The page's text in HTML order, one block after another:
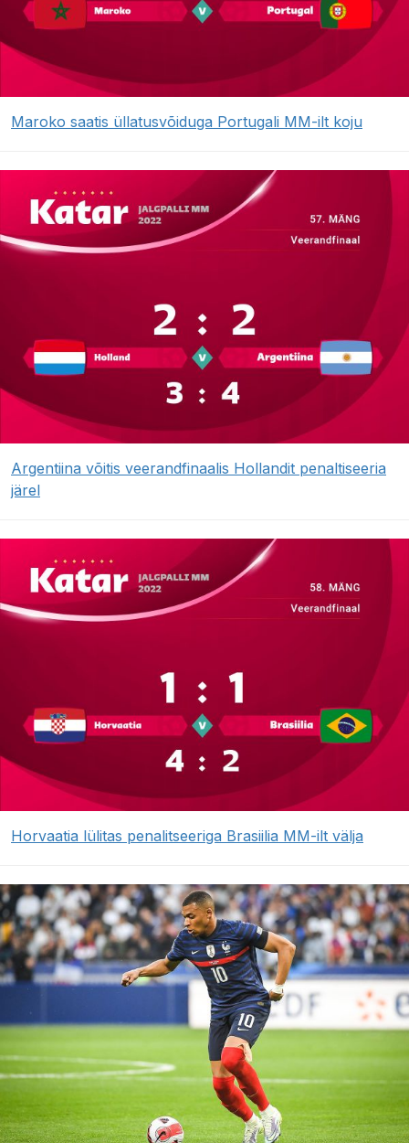
Maroko saatis üllatusvõiduga Portugali MM-ilt koju
Argentiina võitis veerandfinaalis Hollandit penaltiseeria
järel
Horvaatia lülitas penalitseeriga Brasiilia MM-ilt välja